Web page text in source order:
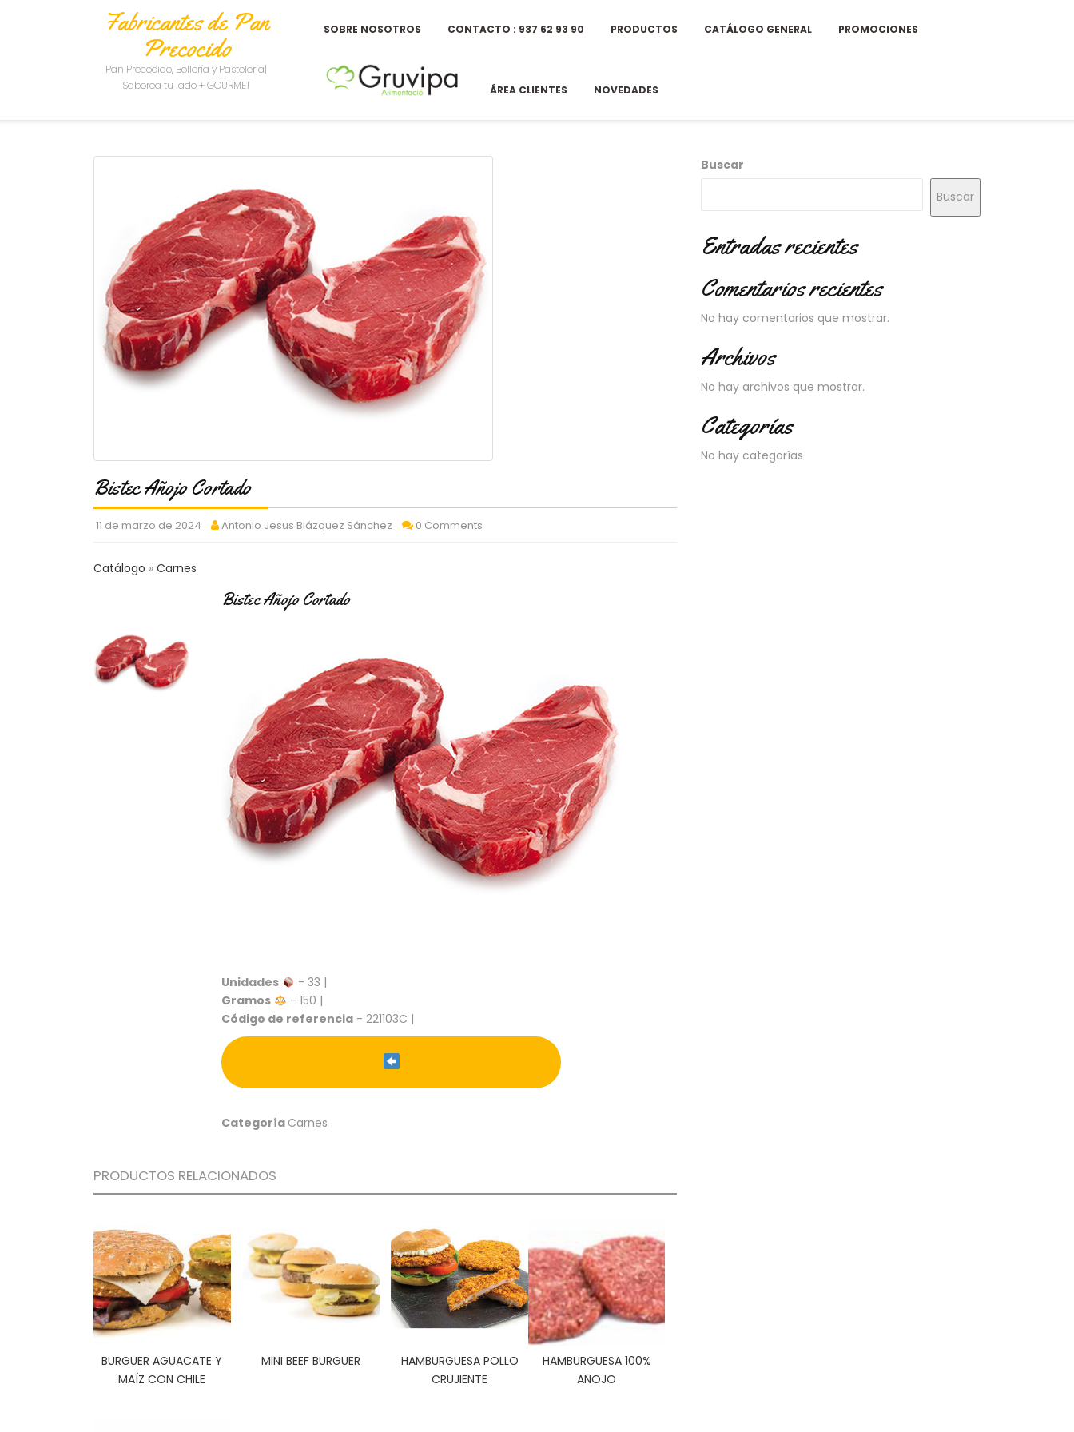
Fabricantes de Pan
Precocido
Pan Precocido, Bollería y Pastelería|
Saborea tu lado + GOURMET
SOBRE NOSOTROS CONTACTO : 937 62 93 90 PRODUCTOS CATÁLOGO GENERAL PROMOCIONES
ÁREA CLIENTES NOVEDADES
Bistec Añojo Cortado
11 de marzo de 2024 Antonio Jesus Blázquez Sánchez 0 Comments
Catálogo Carnes
Bistec Añojo Cortado
Unidades
- 33 |
Gramos
- 150 |
Código de referencia - 221103C |
Categoría Carnes
PRODUCTOS RELACIONADOS
BURGUER AGUACATE Y
MAÍZ CON CHILE
MINI BEEF BURGUER
HAMBURGUESA POLLO
CRUJIENTE
HAMBURGUESA 100%
AÑOJO
Buscar
Buscar
Entradas recientes
Comentarios recientes
No hay comentarios que mostrar.
Archivos
No hay archivos que mostrar.
Categorías
No hay categorías